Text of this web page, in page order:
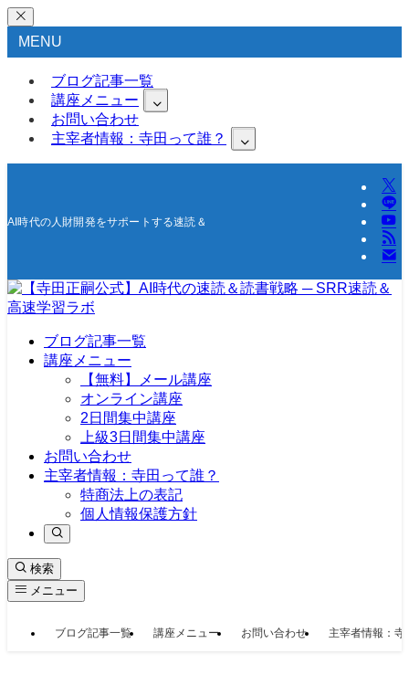
MENU
ブログ記事一覧
講座メニュー
お問い合わせ
主宰者情報：寺田って誰？
AI時代の人財開発をサポートする速読＆高速学習の研究所
ブログ記事一覧
講座メニュー
【無料】メール講座
オンライン講座
2日間集中講座
上級3日間集中講座
お問い合わせ
主宰者情報：寺田って誰？
特商法上の表記
個人情報保護方針
検索
メニュー
ブログ記事一覧 講座メニュー お問い合わせ 主宰者情報：寺